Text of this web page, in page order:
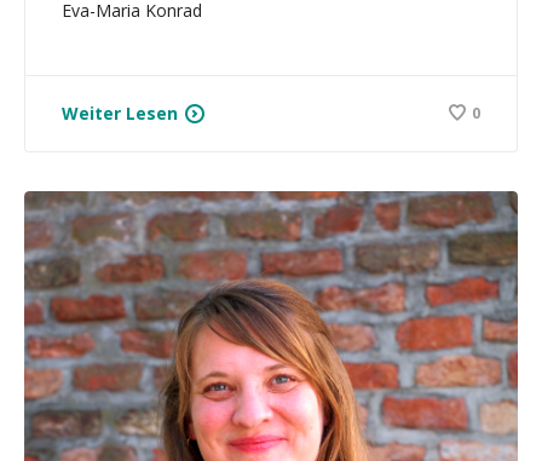
Eva-Maria Konrad
Weiter Lesen 0